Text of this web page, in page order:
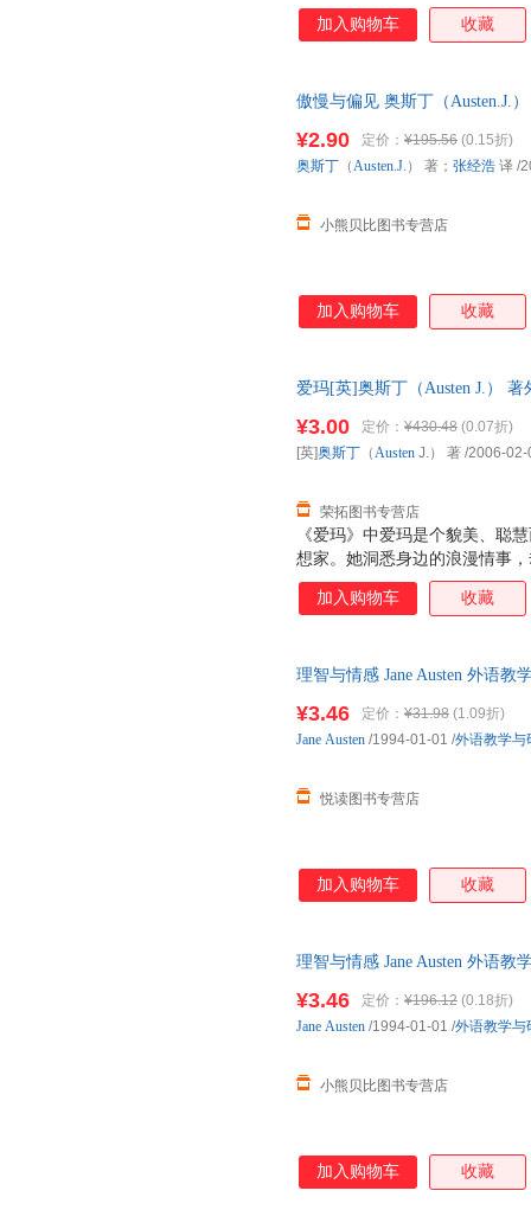
加入购物车 收藏
傲慢与偏见 奥斯丁（Austen.J.
¥2.90 定价： ¥195.56 (0.15折)
小熊贝比图书专营店
奥斯丁 （Austen.J.） 著； 张经浩 译 /
加入购物车 收藏
爱玛[英]奥斯丁（Austen J.） 著
《爱玛》中爱玛是个貌美、聪
想家。她洞悉身边的浪漫情事
自作主张为孤女哈丽雅特导演
爱上了地方官奈特利先生时
¥3.00 定价： ¥430.48 (0.07折)
荣拓图书专营店
[英]奥斯丁 （Austen J.） 著 /2006-02-
加入购物车 收藏
理智与情感 Jane Austen 外语
¥3.46 定价： ¥31.98 (1.09折)
悦读图书专营店
Jane Austen /1994-01-01 /外语教学与
加入购物车 收藏
理智与情感 Jane Austen 外语
¥3.46 定价： ¥196.12 (0.18折)
小熊贝比图书专营店
Jane Austen /1994-01-01 /外语教学与
加入购物车 收藏